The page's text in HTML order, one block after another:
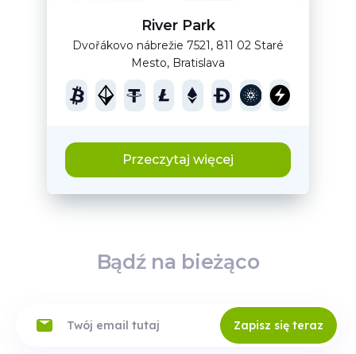
River Park
Dvořákovo nábrežie 7521, 811 02 Staré
Mesto, Bratislava
Przeczytaj więcej
Bądź na bieżąco
Zapisz się teraz